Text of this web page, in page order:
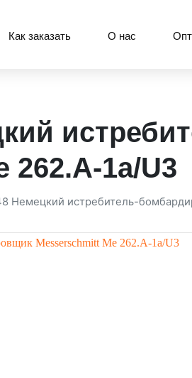
Как заказать О нас
262.A-1a/U3
Немецкий истребитель-